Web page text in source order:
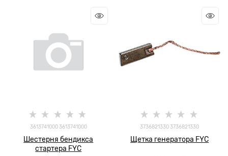
3613741000 3613741000
Шестерня бендикса
стартера FYC
3736821330 3736821330
Щетка генератора FYC